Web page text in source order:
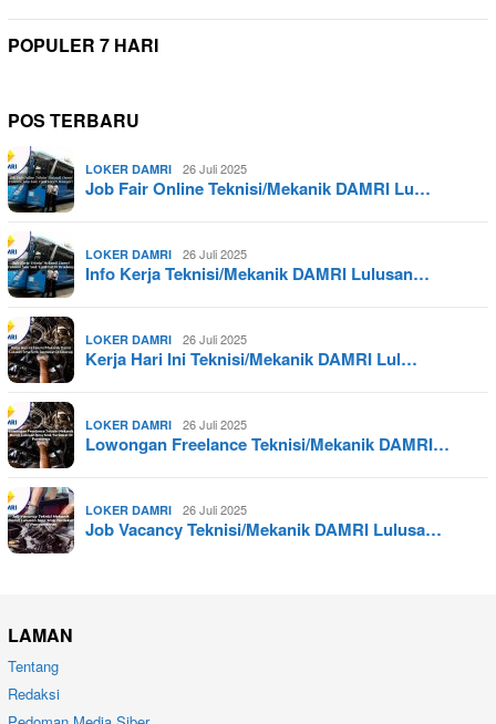
POPULER 7 HARI
POS TERBARU
LOKER DAMRI 26 Juli 2025
Job Fair Online Teknisi/Mekanik DAMRI Lu…
LOKER DAMRI 26 Juli 2025
Info Kerja Teknisi/Mekanik DAMRI Lulusan…
LOKER DAMRI 26 Juli 2025
Kerja Hari Ini Teknisi/Mekanik DAMRI Lul…
LOKER DAMRI 26 Juli 2025
Lowongan Freelance Teknisi/Mekanik DAMRI…
LOKER DAMRI 26 Juli 2025
Job Vacancy Teknisi/Mekanik DAMRI Lulusa…
LAMAN
Tentang
Redaksi